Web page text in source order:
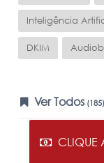
Inteligência
DKIM
Ver Todos (185)
CLIQUE